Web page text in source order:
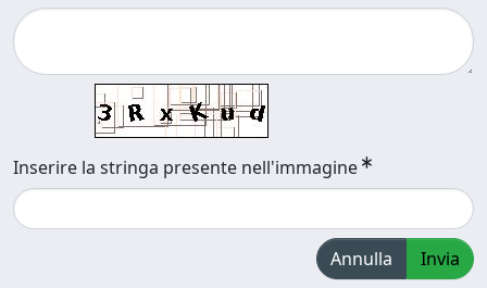
Inserire la stringa presente nell'immagine
Annulla Invia